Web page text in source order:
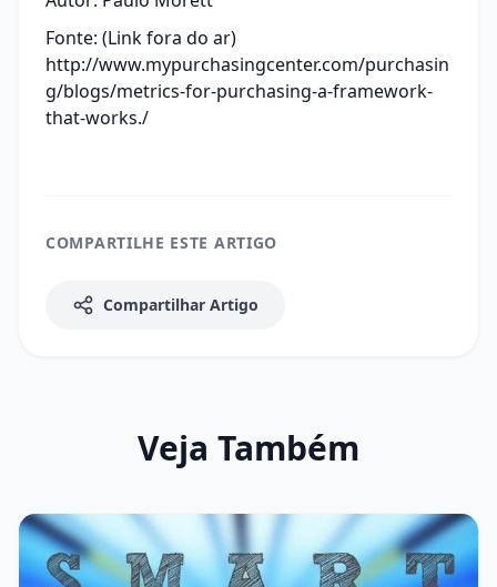
Fonte: (Link fora do ar)
http://www.mypurchasingcenter.com/purchasin
g/blogs/metrics-for-purchasing-a-framework-
that-works./
COMPARTILHE ESTE ARTIGO
Compartilhar Artigo
Veja Também